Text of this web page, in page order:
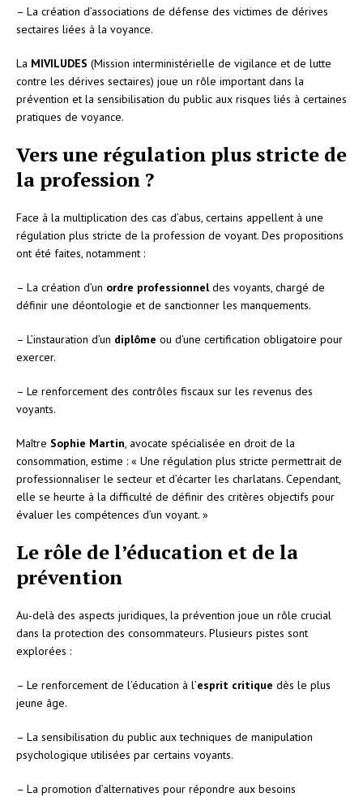
– La création d’associations de défense des victimes de dérives
sectaires liées à la voyance.
La MIVILUDES (Mission interministérielle de vigilance et de lutte
contre les dérives sectaires) joue un rôle important dans la
prévention et la sensibilisation du public aux risques liés à certaines
pratiques de voyance.
Vers une régulation plus stricte de
la profession ?
Face à la multiplication des cas d’abus, certains appellent à une
régulation plus stricte de la profession de voyant. Des propositions
ont été faites, notamment :
– La création d’un ordre professionneldes voyants, chargé de
définir une déontologie et de sanctionner les manquements.
– L’instauration d’un diplôme ou d’une certification obligatoire pour
exercer.
– Le renforcement des contrôles fiscaux sur les revenus des
voyants.
Maître Sophie Martin, avocate spécialisée en droit de la
consommation, estime : « Une régulation plus stricte permettrait de
professionnaliser le secteur et d’écarter les charlatans. Cependant,
elle se heurte à la difficulté de définir des critères objectifs pour
évaluer les compétences d’un voyant. »
Le rôle de l’éducation et de la
prévention
Au-delà des aspects juridiques, la prévention joue un rôle crucial
dans la protection des consommateurs. Plusieurs pistes sont
explorées :
– Le renforcement de l’éducation à l’esprit critique dès le plus
jeune âge.
– La sensibilisation du public aux techniques de manipulation
psychologique utilisées par certains voyants.
– La promotion d’alternatives pour répondre aux besoins